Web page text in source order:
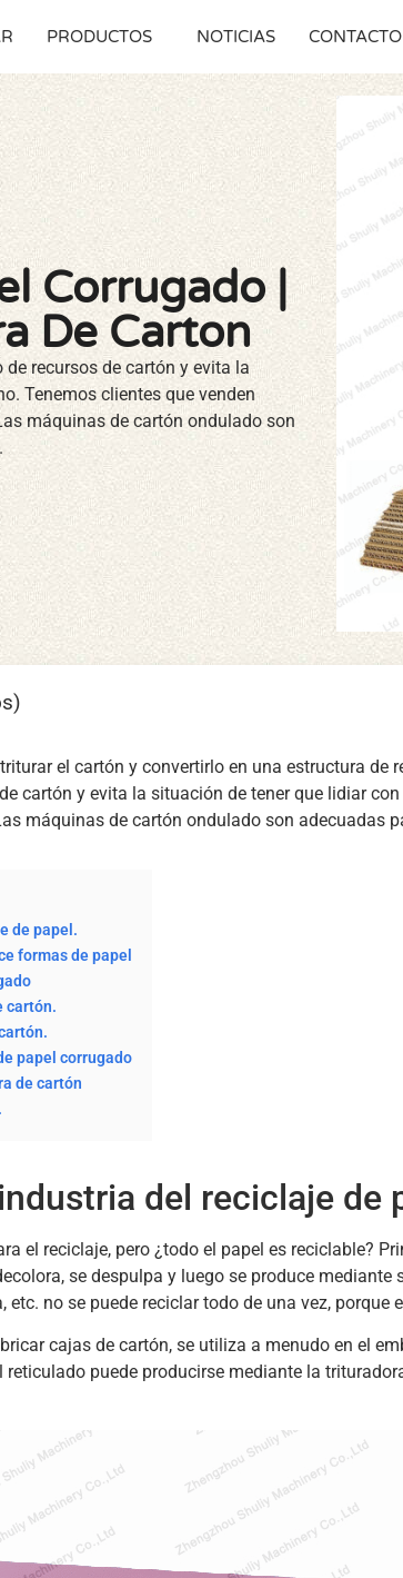
PRODUCTOS NOTICIAS CONTACTO
Corrugado |
De Carton
recursos de cartón y evita la
Tenemos clientes que venden
máquinas de cartón ondulado son
el cartón y convertirlo en una estructura
cartón y evita la situación de tener que lidiar
máquinas de cartón ondulado son adecuadas
de papel.
formas de papel
cartón.
papel corrugado
de cartón
del reciclaje de
el reciclaje, pero ¿todo el papel es reciclable?
se despulpa y luego se produce
no se puede reciclar todo de una vez, porque
cajas de cartón, se utiliza a menudo en el
puede producirse mediante la